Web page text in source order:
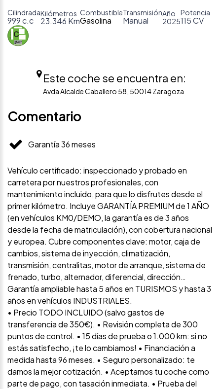
Cilindrada
999 c.c
Kilómetros
23.346 Km
Combustible
Gasolina
Transmisión
Manual
Año
2025
Potencia
115 CV
Este coche se encuentra en:
Avda Alcalde Caballero 58, 50014 Zaragoza
Comentario
Garantía 36 meses
Vehículo certificado: inspeccionado y probado en
carretera por nuestros profesionales, con
mantenimiento incluido, para que lo disfrutes desde el
primer kilómetro. Incluye GARANTÍA PREMIUM de 1 AÑO
(en vehículos KM0/DEMO, la garantía es de 3 años
desde la fecha de matriculación), con cobertura nacional
y europea. Cubre componentes clave: motor, caja de
cambios, sistema de inyección, climatización,
transmisión, centralitas, motor de arranque, sistema de
frenado, turbo, alternador, diferencial, dirección…
Garantía ampliable hasta 5 años en TURISMOS y hasta 3
años en vehículos INDUSTRIALES.
• Precio TODO INCLUIDO (salvo gastos de
transferencia de 350€). • Revisión completa de 300
puntos de control. • 15 días de prueba o 1.000 km: si no
estás satisfecho, ¡te lo cambiamos! • Financiación a
medida hasta 96 meses. • Seguro personalizado: te
damos la mejor cotización. • Aceptamos tu coche como
parte de pago, con tasación inmediata. • Prueba del